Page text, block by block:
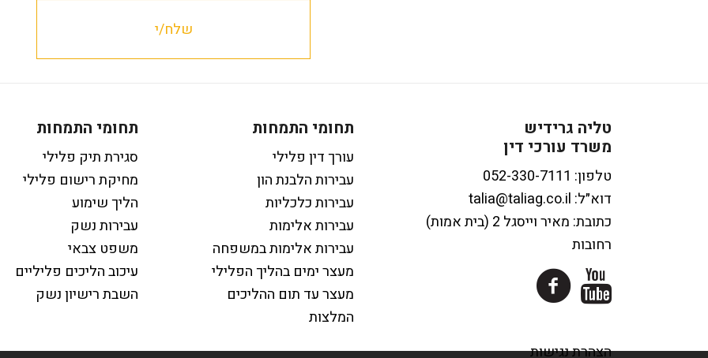
טליה גרידיש
משרד עורכי דין
טלפון:
דוא״ל: talia@taliag.co.il
כתובת: מאיר וייסגל 2 (בית אמות)
רחובות
הצהרת נגישות
תחומי התמחות
עורך דין פלילי
עבירות הלבנת הון
עבירות כלכליות
עבירות אלימות
עבירות אלימות במשפחה
מעצר ימים בהליך הפלילי
מעצר עד תום ההליכים
המלצות
תחומי התמחות
סגירת תיק פלילי
מחיקת רישום פלילי
הליך שימוע
עבירות נשק
משפט צבאי
עיכוב הליכים פליליים
השבת רישיון נשק